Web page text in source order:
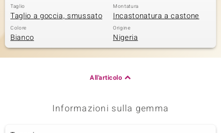
Taglio
Taglio a goccia, smussato
Montatura
Incastonatura a castone
Colore
Bianco
Origine
Nigeria
All'articolo
Informazioni sulla gemma